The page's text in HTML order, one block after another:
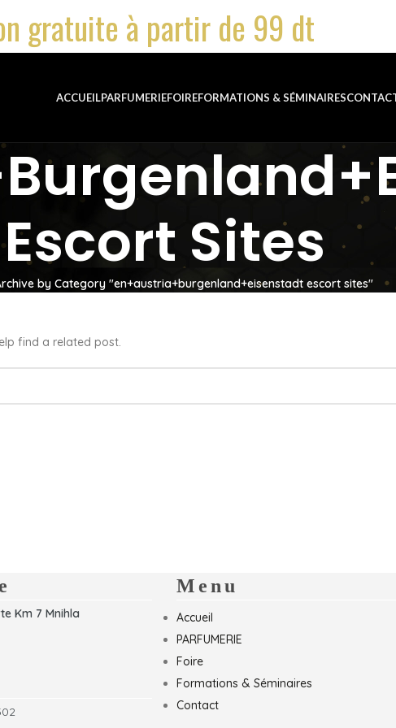
gratuite à partir de 99 dt
ACCUEILPARFUMERIEFOIREFORMATIONS & SÉMINAIRES
Escort Sites
by Category "en+austria+burgenland+eisenstadt escort sites"
find a related post.
Km 7 Mnihla
Menu
Accueil
PARFUMERIE
Foire
Formations & Séminaires
Contact